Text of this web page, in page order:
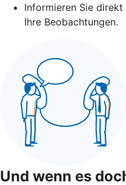
Informieren Sie
Ihre Beobachtungen.
Und wenn es